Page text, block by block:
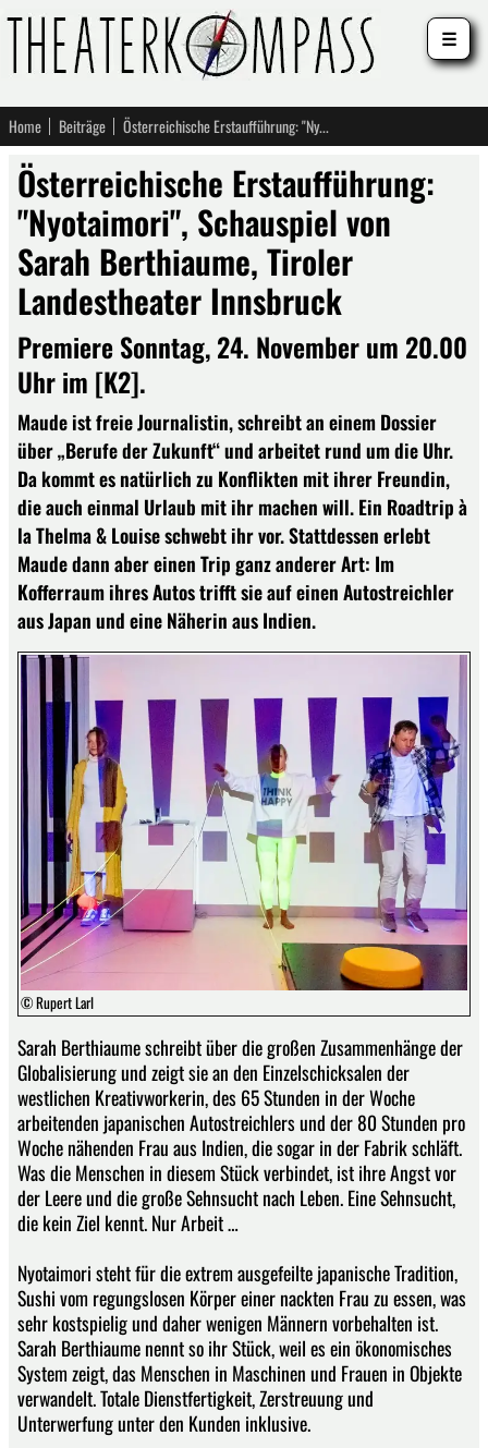
Home Beiträge Österreichische Erstaufführung: "Nyotaimori", Schauspiel von Sarah Berthiaume, Tiroler Landestheater Innsbruck
Österreichische Erstaufführung:
"Nyotaimori", Schauspiel von
Sarah Berthiaume, Tiroler
Landestheater Innsbruck
Premiere Sonntag, 24. November um 20.00
Uhr im [K2].
Maude ist freie Journalistin, schreibt an einem Dossier
über „Berufe der Zukunft“ und arbeitet rund um die Uhr.
Da kommt es natürlich zu Konflikten mit ihrer Freundin,
die auch einmal Urlaub mit ihr machen will. Ein Roadtrip à
la Thelma & Louise schwebt ihr vor. Stattdessen erlebt
Maude dann aber einen Trip ganz anderer Art: Im
Kofferraum ihres Autos trifft sie auf einen Autostreichler
aus Japan und eine Näherin aus Indien.
© Rupert Larl
Sarah Berthiaume schreibt über die großen Zusammenhänge der
Globalisierung und zeigt sie an den Einzelschicksalen der
westlichen Kreativworkerin, des 65 Stunden in der Woche
arbeitenden japanischen Autostreichlers und der 80 Stunden pro
Woche nähenden Frau aus Indien, die sogar in der Fabrik schläft.
Was die Menschen in diesem Stück verbindet, ist ihre Angst vor
der Leere und die große Sehnsucht nach Leben. Eine Sehnsucht,
die kein Ziel kennt. Nur Arbeit …
Nyotaimori steht für die extrem ausgefeilte japanische Tradition,
Sushi vom regungslosen Körper einer nackten Frau zu essen, was
sehr kostspielig und daher wenigen Männern vorbehalten ist.
Sarah Berthiaume nennt so ihr Stück, weil es ein ökonomisches
System zeigt, das Menschen in Maschinen und Frauen in Objekte
verwandelt. Totale Dienstfertigkeit, Zerstreuung und
Unterwerfung unter den Kunden inklusive.
☰